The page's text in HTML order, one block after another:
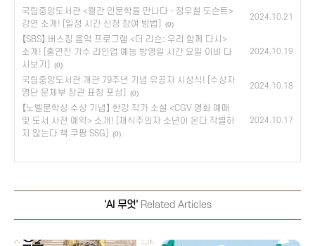
국립중앙도서관 <월간 인문학을 만나다 - 정우철 도슨트>
강연 소개! [일정 시간 신청 참여 방법]
(0)
2024.10.21
【SBS】 버스킹 음악 프로그램 <더 리슨: 우리 함께 다시>
소개! [출연진 가수 라인업 예능 방영일 시간 요일 이비 다
시보기]
(0)
2024.10.19
국립중앙도서관 개관 79주년 기념 유공자 시상식! [수상자
명단 문체부 장관 표창 포상]
(0)
2024.10.18
【노벨문학상 수상 기념】 한강 작가 소설 <CGV 영화 예매
및 도서 사전 예약> 소개! [채식주의자 소년이 온다 작별하
지 않는다 책 쿠팡 SSG]
(0)
2024.10.17
'AI 무엇'Related Articles